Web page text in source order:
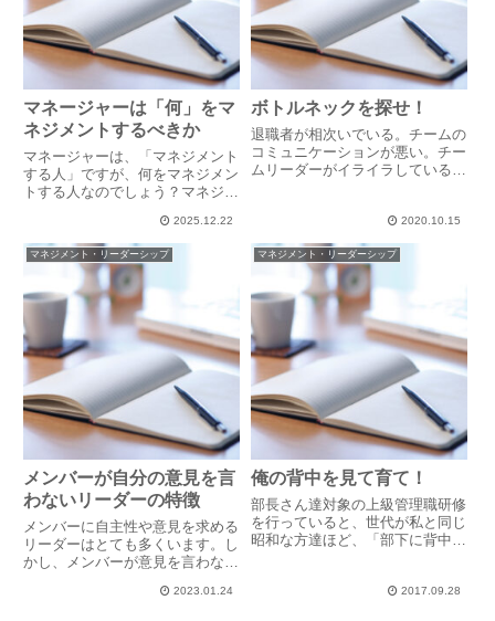
マネージャーは「何」をマ
ネジメントするべきか
マネージャーは、「マネジメント
する人」ですが、何をマネジメン
トする人なのでしょう？マネジメ
が、マネジャー初心者が陥りやす
い罠の一つに、メンバーを管理し
てしまうことがあります。管理す
べきは「仕事」であって、「人」
で...
2025.12.22
ボトルネックを探せ！
退職者が相次いでいる。チームの
コミュニケーションが悪い。チー
ムリーダーがイライラしている。
退職しそうな人に声をかけてみた
り、もっとコミュニケーション良
くしようと飲み会をしてみた
2020.10.15
マネジメント・リーダーシップ
メンバーが自分の意見を言
わないリーダーの特徴
メンバーに自主性や意見を求める
リーダーはとても多くいます。し
かし、メンバーが意見を言わなく
ダー自身にあると気づいているリ
2023.01.24
マネジメント・リーダーシップ
俺の背中を見て育て！
部長さん達対象の上級管理職研修
を行っていると、世代が私と同じ
昭和な方達ほど、「部下に背中を
「あれこれ細かいことを言いたく
2017.09.28